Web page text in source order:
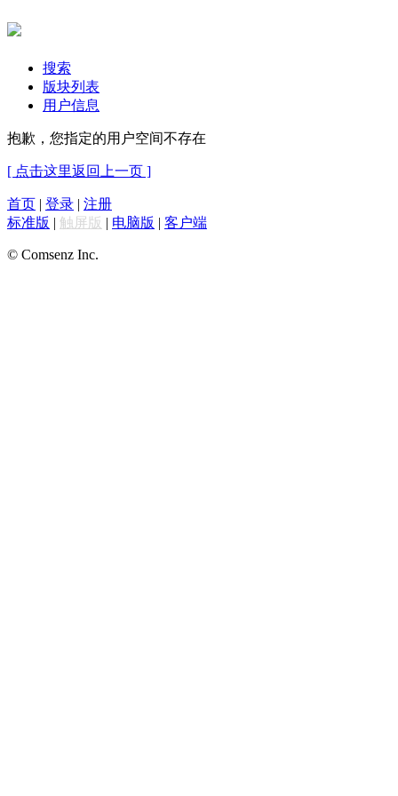
搜索
版块列表
用户信息
抱歉，您指定的用户空间不存在
[ 点击这里返回上一页 ]
首页 | 登录 | 注册
标准版 | 触屏版 | 电脑版 | 客户端
© Comsenz Inc.